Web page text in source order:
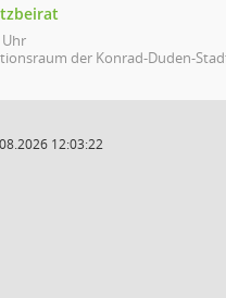
Uhr
der Konrad-Duden-
12:03:22